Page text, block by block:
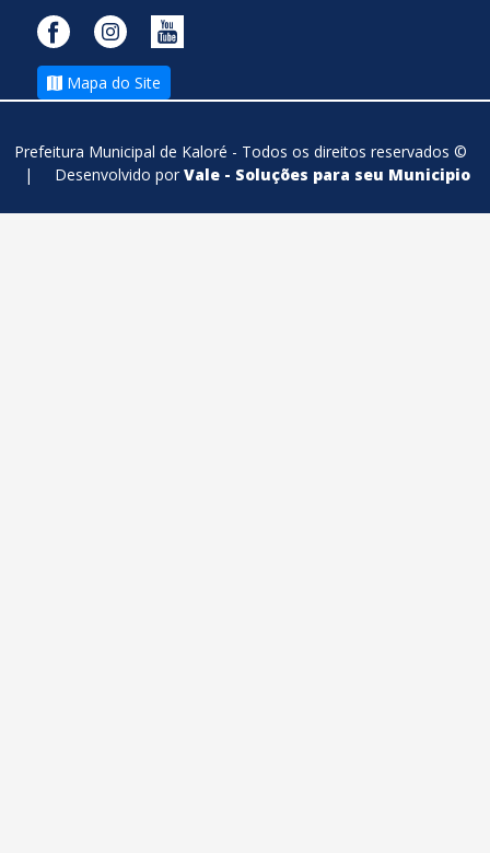
Mapa do Site
Prefeitura Municipal de Kaloré - Todos os direitos reservados ©
| Desenvolvido por Vale - Soluções para seu Municipio